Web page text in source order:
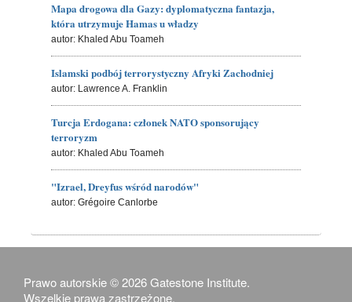
Mapa drogowa dla Gazy: dyplomatyczna fantazja,
która utrzymuje Hamas u władzy
autor: Khaled Abu Toameh
Islamski podbój terrorystyczny Afryki Zachodniej
autor: Lawrence A. Franklin
Turcja Erdogana: członek NATO sponsorujący
terroryzm
autor: Khaled Abu Toameh
"Izrael, Dreyfus wśród narodów"
autor: Grégoire Canlorbe
Prawo autorskie © 2026 Gatestone Institute.
Wszelkie prawa zastrzeżone.